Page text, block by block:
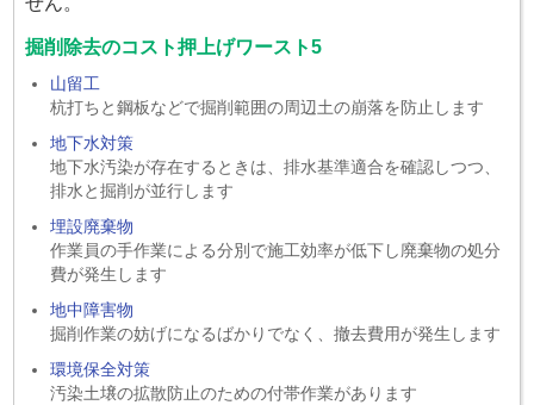
掘削除去のコスト押上げワースト5
山留工
杭打ちと鋼板などで掘削範囲の周辺土の崩落を防止します
地下水対策
地下水汚染が存在するときは、排水基準適合を確認しつつ、
排水と掘削が並行します
埋設廃棄物
作業員の手作業による分別で施工効率が低下し廃棄物の処分
費が発生します
地中障害物
掘削作業の妨げになるばかりでなく、撤去費用が発生します
環境保全対策
汚染土壌の拡散防止のための付帯作業があります